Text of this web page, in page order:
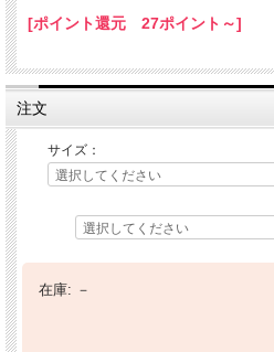
[ポイント還元 27ポイント～]
注文
サイズ：
在庫: －